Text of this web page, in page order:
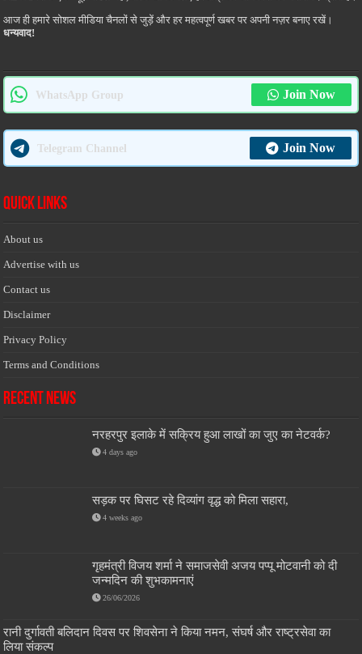
आज ही हमारे सोशल मीडिया चैनलों से जुड़ें और हर महत्वपूर्ण खबर पर अपनी नज़र बनाए रखें।
धन्यवाद!
WhatsApp Group Join Now
Telegram Channel Join Now
Quick Links
About us
Advertise with us
Contact us
Disclaimer
Privacy Policy
Terms and Conditions
Recent News
नरहरपुर इलाके में सक्रिय हुआ लाखों का जुए का नेटवर्क?
4 days ago
सड़क पर घिसट रहे दिव्यांग वृद्ध को मिला सहारा,
4 weeks ago
गृहमंत्री विजय शर्मा ने समाजसेवी अजय पप्पू मोटवानी को दी
जन्मदिन की शुभकामनाएं
26/06/2026
रानी दुर्गावती बलिदान दिवस पर शिवसेना ने किया नमन, संघर्ष और राष्ट्रसेवा का
लिया संकल्प